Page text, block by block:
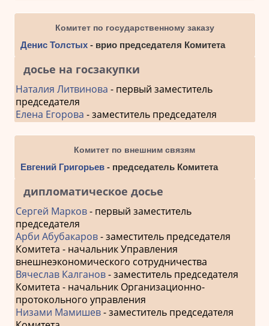
Комитет по государственному заказу
Денис Толстых- врио председателя Комитета
досье на госзакупки
Наталия Литвинова - первый заместитель
председателя
Елена Егорова - заместитель председателя
Комитет по внешним связям
Евгений Григорьев- председатель Комитета
дипломатическое досье
Сергей Марков- первый заместитель
председателя
Арби Абубакаров- заместитель председателя
Комитета - начальник Управления
внешнеэкономического сотрудничества
Вячеслав Калганов- заместитель председателя
Комитета - начальник Организационно-
протокольного управления
Низами Мамишев- заместитель председателя